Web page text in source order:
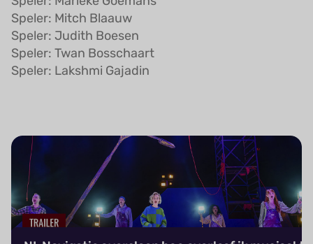
Speler: Mitch Blaauw
Speler: Judith Boesen
Speler: Twan Bosschaart
Speler: Lakshmi Gajadin